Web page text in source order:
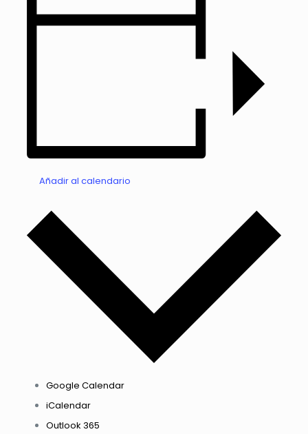
Añadir al calendario
Google Calendar
iCalendar
Outlook 365